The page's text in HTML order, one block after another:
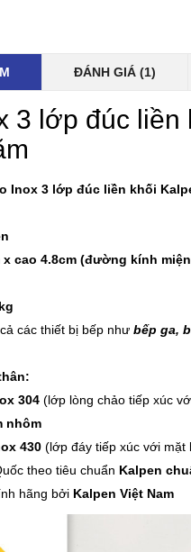
ĐÁNH GIÁ (1)
3 lớp đúc liền
Inox 3 lớp đúc liền khối
x cao 4.8cm (đường kính
các thiết bị bếp như bếp ga,
304 (lớp lòng chảo tiếp xúc
nhôm
430 (lớp đáy tiếp xúc với mặt
theo tiêu chuẩn Kalpen
hãng bởi Kalpen Việt Nam